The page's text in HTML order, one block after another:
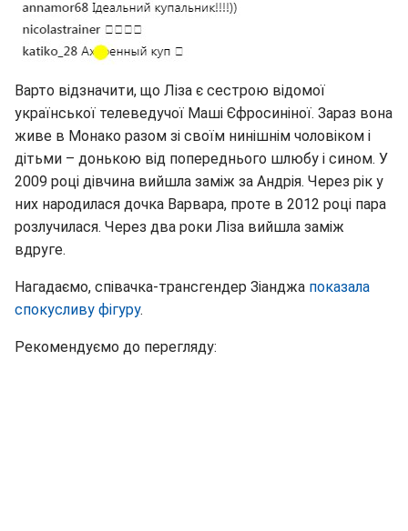
Варто відзначити, що Ліза є сестрою відомої
української телеведучої Маші Єфросиніної. Зараз вона
живе в Монако разом зі своїм нинішнім чоловіком і
дітьми – донькою від попереднього шлюбу і сином. У
2009 році дівчина вийшла заміж за Андрія. Через рік у
них народилася дочка Варвара, проте в 2012 році пара
розлучилася. Через два роки Ліза вийшла заміж
вдруге.
Нагадаємо, співачка-трансгендер Зіанджа показала
спокусливу фігуру.
Рекомендуємо до перегляду: